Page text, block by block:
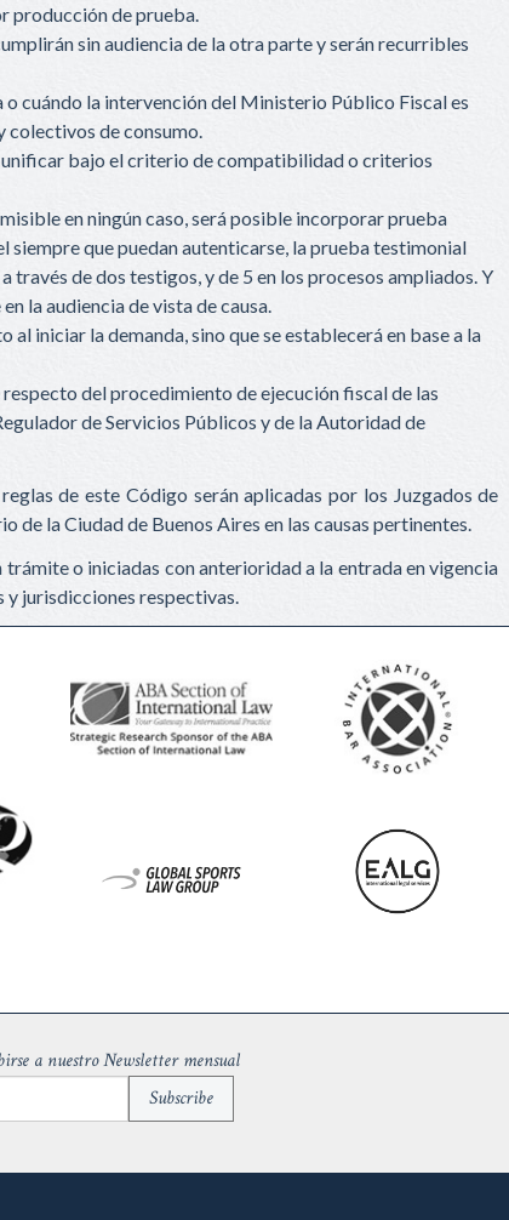
producción de prueba.
sin audiencia de la otra parte y serán recurribles
cuándo la intervención del Ministerio Público Fiscal es
colectivos de consumo.
unificar bajo el criterio de compatibilidad o criterios
en ningún caso, será posible incorporar prueba
que puedan autenticarse, la prueba testimonial
través de dos testigos, y de 5 en los procesos ampliados. Y
la audiencia de vista de causa.
iniciar la demanda, sino que se establecerá en base a la
del procedimiento de ejecución fiscal de las
de Servicios Públicos y de la Autoridad de
de este Código serán aplicadas por los Juzgados de
de la Ciudad de Buenos Aires en las causas pertinentes.
trámite o iniciadas con anterioridad a la entrada en vigencia
y jurisdicciones respectivas.
a nuestro Newsletter mensual